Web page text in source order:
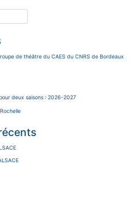
de théâtre du CAES du CNRS de Bordeaux
deux saisons : 2026-2027